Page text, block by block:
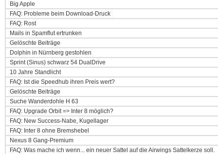
Big Apple
FAQ: Probleme beim Download-Druck
FAQ: Rost
Mails in Spamflut ertrunken
Gelöschte Beiträge
Dolphin in Nürnberg gestohlen
Sprint (Sinus) schwarz 54 DualDrive
10 Jahre Standlicht
FAQ: Ist die Speedhub ihren Preis wert?
Gelöschte Beiträge
Suche Wanderdohle H 63
FAQ: Upgrade Orbit => Inter 8 möglich?
FAQ: New Success-Nabe, Kugellager
FAQ: Inter 8 ohne Bremshebel
Nexus 8 Gang-Premium
FAQ: Was mache ich wenn... ein neuer Sattel auf die Airwings Sattelkerze soll.